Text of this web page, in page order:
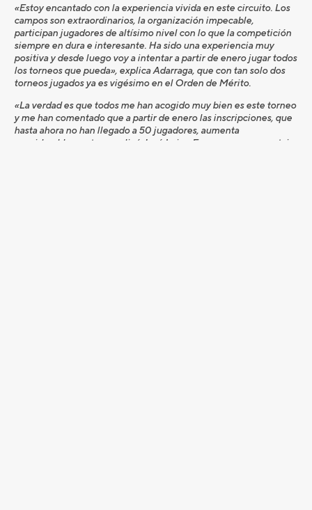
«Estoy encantado con la experiencia vivida en este circuito. Los
campos son extraordinarios, la organización impecable,
participan jugadores de altísimo nivel con lo que la competición
siempre en dura e interesante. Ha sido una experiencia muy
positiva y desde luego voy a intentar a partir de enero jugar todos
los torneos que pueda», explica Adarraga, que con tan solo dos
torneos jugados ya es vigésimo en el Orden de Mérito.
«La verdad es que todos me han acogido muy bien es este torneo
y me han comentado que a partir de enero las inscripciones, que
hasta ahora no han llegado a 50 jugadores, aumenta
considerablemente», explicó José Luis, «Eso es una gran ventaja